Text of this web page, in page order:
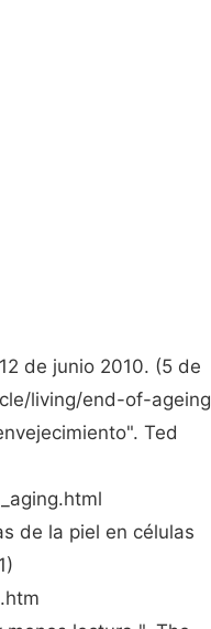
de junio 2010. (5 de
living/end-of-ageing
Ted
de la piel en células